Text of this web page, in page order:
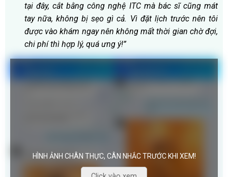
tại đây, cắt bằng công nghệ ITC mà bác sĩ cũng mát
tay nữa, không bị sẹo gì cả. Vì đặt lịch trước nên tôi
được vào khám ngay nên không mất thời gian chờ đợi,
chi phí thì hợp lý, quá ưng ý!”
HÌNH ẢNH CHÂN THỰC, CÂN NHẮC TRƯỚC KHI XEM!